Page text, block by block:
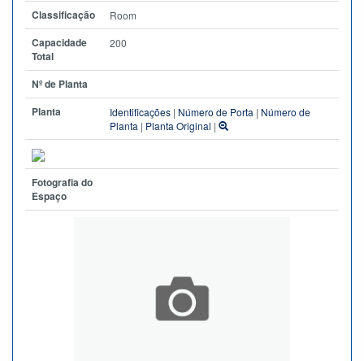
Classificação Room
Capacidade
Total
200
Nº de Planta
Planta
Identificações | Número de Porta | Número de
Planta | Planta Original |
Fotografia do
Espaço